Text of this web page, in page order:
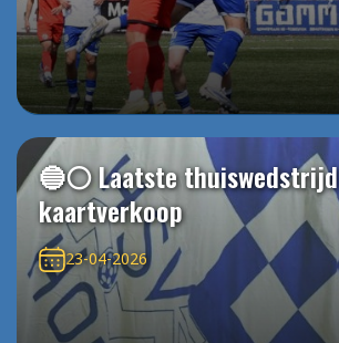
🔵⚪️ Laatste thuiswedstrijd
kaartverkoop
23-04-2026